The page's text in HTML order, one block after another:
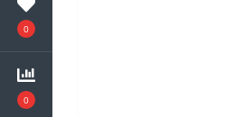
0
0